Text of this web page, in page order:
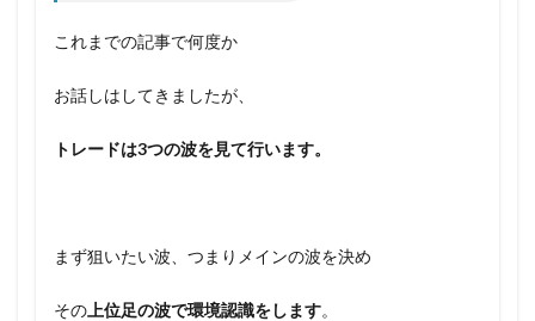
これまでの記事で何度か
お話しはしてきましたが、
トレードは3つの波を見て行います。
まず狙いたい波、つまりメインの波を決め
その 上位足の波で環境認識をします。